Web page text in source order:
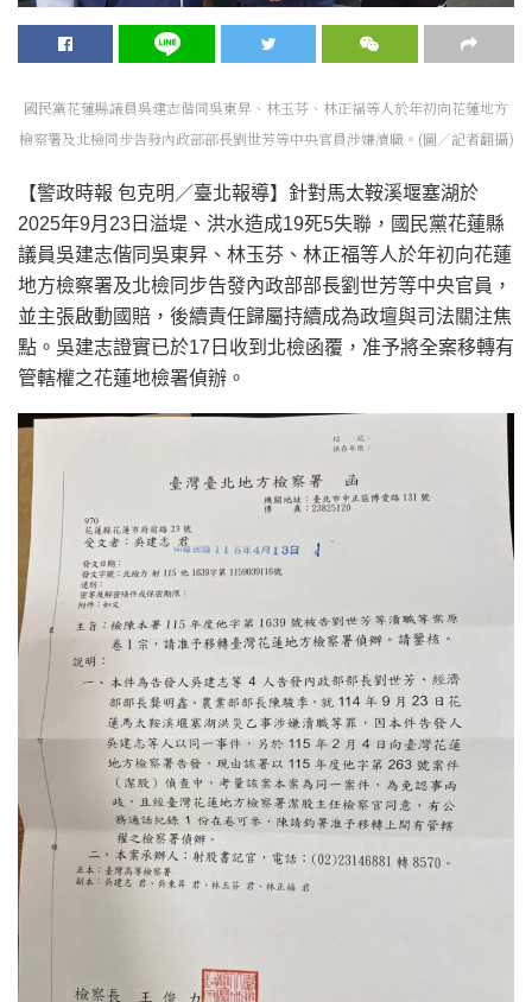
國民黨花蓮縣議員吳建志偕同吳東昇、林玉芬、林正福等人於年初向花蓮地方
檢察署及北檢同步告發內政部部長劉世芳等中央官員涉嫌瀆職。(圖／記者翻攝)
【警政時報 包克明／臺北報導】針對馬太鞍溪堰塞湖於
2025年9月23日溢堤、洪水造成19死5失聯，國民黨花蓮縣
議員吳建志偕同吳東昇、林玉芬、林正福等人於年初向花蓮
地方檢察署及北檢同步告發內政部部長劉世芳等中央官員，
並主張啟動國賠，後續責任歸屬持續成為政壇與司法關注焦
點。吳建志證實已於17日收到北檢函覆，准予將全案移轉有
管轄權之花蓮地檢署偵辦。